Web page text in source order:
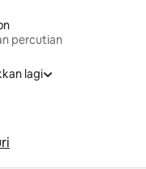
percutian
lagi